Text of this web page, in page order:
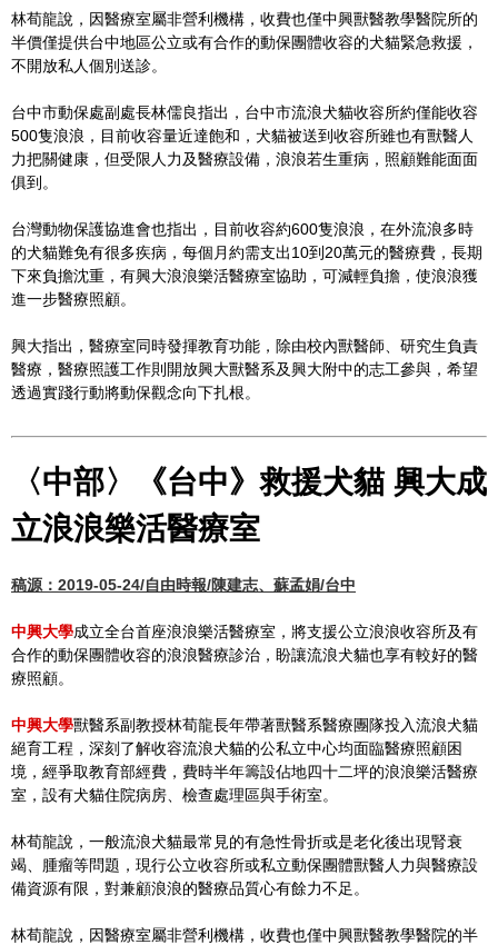
林荀龍說，因醫療室屬非營利機構，收費也僅中興獸醫教學醫院所的
半價僅提供台中地區公立或有合作的動保團體收容的犬貓緊急救援，
不開放私人個別送診。
台中市動保處副處長林儒良指出，台中市流浪犬貓收容所約僅能收容
500隻浪浪，目前收容量近達飽和，犬貓被送到收容所雖也有獸醫人
力把關健康，但受限人力及醫療設備，浪浪若生重病，照顧難能面面
俱到。
台灣動物保護協進會也指出，目前收容約600隻浪浪，在外流浪多時
的犬貓難免有很多疾病，每個月約需支出10到20萬元的醫療費，長期
下來負擔沈重，有興大浪浪樂活醫療室協助，可減輕負擔，使浪浪獲
進一步醫療照顧。
興大指出，醫療室同時發揮教育功能，除由校內獸醫師、研究生負責
醫療，醫療照護工作則開放興大獸醫系及興大附中的志工參與，希望
透過實踐行動將動保觀念向下扎根。
〈中部〉《台中》救援犬貓 興大成
立浪浪樂活醫療室
稿源：2019-05-24/自由時報/陳建志、蘇孟娟/台中
中興大學成立全台首座浪浪樂活醫療室，將支援公立浪浪收容所及有
合作的動保團體收容的浪浪醫療診治，盼讓流浪犬貓也享有較好的醫
療照顧。
中興大學獸醫系副教授林荀龍長年帶著獸醫系醫療團隊投入流浪犬貓
絕育工程，深刻了解收容流浪犬貓的公私立中心均面臨醫療照顧困
境，經爭取教育部經費，費時半年籌設佔地四十二坪的浪浪樂活醫療
室，設有犬貓住院病房、檢查處理區與手術室。
林荀龍說，一般流浪犬貓最常見的有急性骨折或是老化後出現腎衰
竭、腫瘤等問題，現行公立收容所或私立動保團體獸醫人力與醫療設
備資源有限，對兼顧浪浪的醫療品質心有餘力不足。
林荀龍說，因醫療室屬非營利機構，收費也僅中興獸醫教學醫院的半